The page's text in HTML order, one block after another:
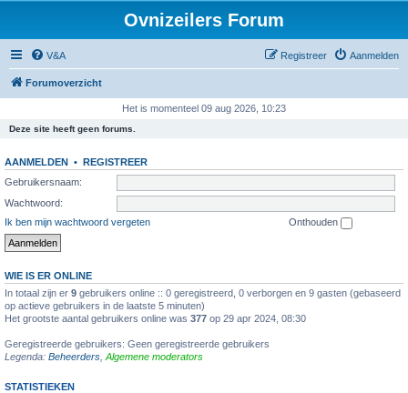
Ovnizeilers Forum
V&A Aanmelden
Registreer
Forumoverzicht
Het is momenteel 09 aug 2026, 10:23
Deze site heeft geen forums.
AANMELDEN • REGISTREER
Gebruikersnaam:
Wachtwoord:
Ik ben mijn wachtwoord vergeten
Onthouden
WIE IS ER ONLINE
In totaal zijn er 9 gebruikers online :: 0 geregistreerd, 0 verborgen en 9 gasten (gebaseerd
op actieve gebruikers in de laatste 5 minuten)
Het grootste aantal gebruikers online was 377 op 29 apr 2024, 08:30
Geregistreerde gebruikers: Geen geregistreerde gebruikers
Legenda: Beheerders Algemene moderators
STATISTIEKEN